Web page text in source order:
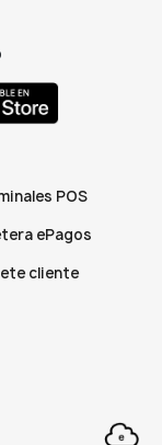
POS
ePagos
cliente